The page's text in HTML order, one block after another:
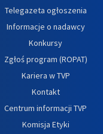
Telegazeta ogłoszenia
Informacje o nadawcy
Konkursy
Zgłoś program (ROPAT)
Kariera w TVP
Kontakt
Centrum informacji TVP
Komisja Etyki